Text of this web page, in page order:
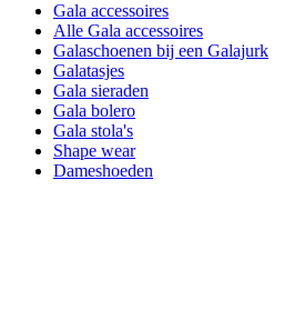
Gala accessoires
Alle Gala accessoires
Galaschoenen bij een Galajurk
Galatasjes
Gala sieraden
Gala bolero
Gala stola's
Shape wear
Dameshoeden